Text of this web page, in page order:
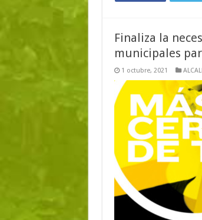
Finaliza la
municipales
1 octubre, 2021